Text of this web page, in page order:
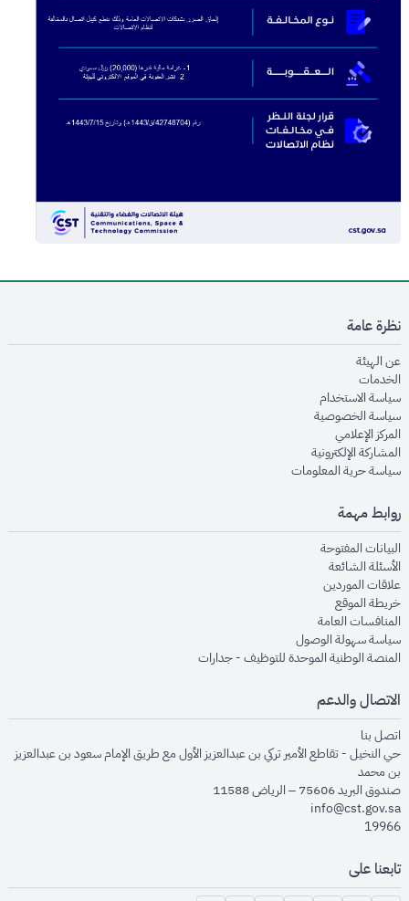
نظرة عامة
عن الهيئةopens in new window
الخدماتopens in new window
سياسة الاستخدام
سياسة الخصوصيةopens in new window
المركز الإعلاميopens in new window
المشاركة الإلكترونيةopens in new window
سياسة حرية المعلوماتopens in new window
روابط مهمة
البيانات المفتوحةopens in new window
الأسئلة الشائعةopens in new window
علاقات الموردينopens in new window
خريطة الموقعopens in new window
المنافسات العامةopens in new window
سياسة سهولة الوصولopens in new window
المنصة الوطنية الموحدة للتوظيف - جداراتopens in new window
الاتصال والدعم
اتصل بنا
حي النخيل - تقاطع الأمير تركي بن عبدالعزيز الأول مع طريق الإمام سعود بن عبدالعزيز
بن محمد
صندوق البريد 75606 – الرياض 11588
info@cst.gov.sa
19966
تابعنا على